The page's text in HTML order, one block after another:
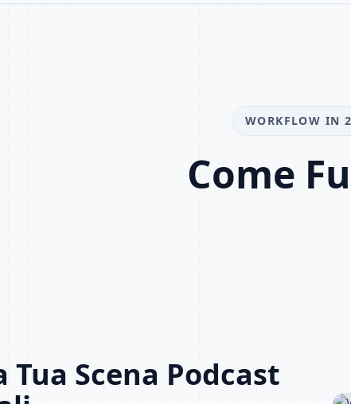
WORKFLOW IN
Come
Tua Scena Podcast